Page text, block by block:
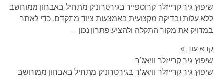
שיפוץ גיר קרייזלר קרוספייר בגירטרוניק מתחיל באבחון ממוחשב
ללא עלות ובדיקה מקצועית באמצעות ציוד מתקדם, כדי לאתר
במדויק את מקור התקלה ולהציע פתרון נכון –
קרא עוד »
שיפוץ גיר קרייזלר וויאג’ר
שיפוץ גיר קרייזלר וויאג’ר בגירטרוניק מתחיל באבחון ממוחשב